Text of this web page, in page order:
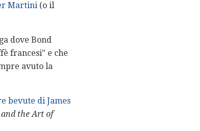
Martini (o il
dove Bond
francesi" e che
avuto la
bevute di James
the Art of